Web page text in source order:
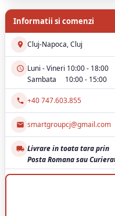
Informatii si comenzi
Cluj-Napoca, Cluj
Luni - Vineri 10:00 - 18:00
Sambata 10:00 - 15:00
+40 747.603.855
smartgroupcj@gmail.com
Livrare in toata tara prin
Posta Romana sau